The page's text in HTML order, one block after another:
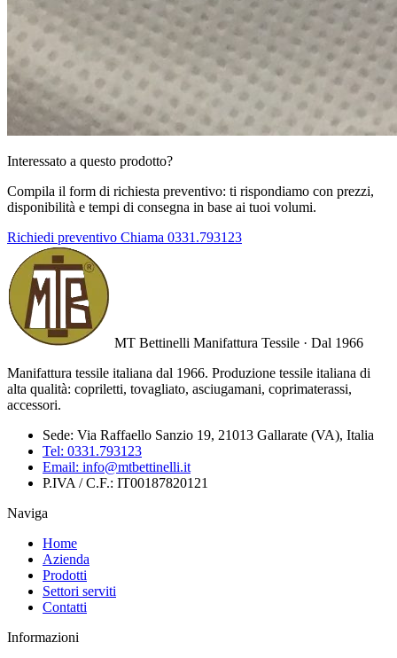
Interessato a questo prodotto?
Compila il form di richiesta preventivo: ti rispondiamo con prezzi,
disponibilità e tempi di consegna in base ai tuoi volumi.
Richiedi preventivo Chiama 0331.793123
MT Bettinelli Manifattura Tessile · Dal 1966
Manifattura tessile italiana dal 1966. Produzione tessile italiana di
alta qualità: copriletti, tovagliato, asciugamani, coprimaterassi,
accessori.
Sede: Via Raffaello Sanzio 19, 21013 Gallarate (VA), Italia
Tel: 0331.793123
Email: info@mtbettinelli.it
P.IVA / C.F.: IT00187820121
Naviga
Home
Azienda
Prodotti
Settori serviti
Contatti
Informazioni